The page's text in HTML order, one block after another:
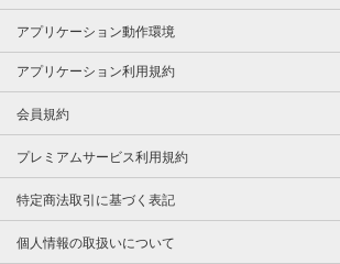
アプリケーション動作環境
アプリケーション利用規約
会員規約
プレミアムサービス利用規約
特定商法取引に基づく表記
個人情報の取扱いについて